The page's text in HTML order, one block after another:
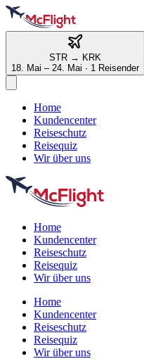
STR → KRK
18. Mai – 24. Mai · 1 Reisender
Home
Kundencenter
Reiseschutz
Reisequiz
Wir über uns
Home
Kundencenter
Reiseschutz
Reisequiz
Wir über uns
Home
Kundencenter
Reiseschutz
Reisequiz
Wir über uns